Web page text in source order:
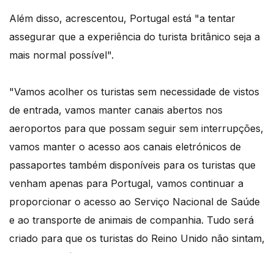
Além disso, acrescentou, Portugal está "a tentar
assegurar que a experiência do turista britânico seja a
mais normal possível".
"Vamos acolher os turistas sem necessidade de vistos
de entrada, vamos manter canais abertos nos
aeroportos para que possam seguir sem interrupções,
vamos manter o acesso aos canais eletrónicos de
passaportes também disponíveis para os turistas que
venham apenas para Portugal, vamos continuar a
proporcionar o acesso ao Serviço Nacional de Saúde
e ao transporte de animais de companhia. Tudo será
criado para que os turistas do Reino Unido não sintam,